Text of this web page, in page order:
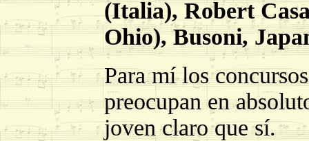
(Italia), Robert
Ohio), Busoni,
Para mí los
preocupan en
joven claro que sí.